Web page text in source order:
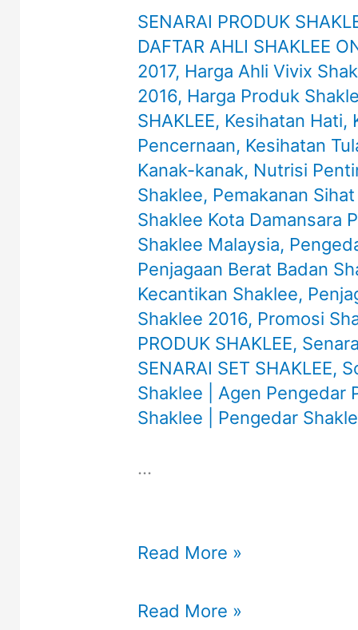
SENARAI PRODUK
DAFTAR AHLI SHAKLEE
2017, Harga Ahli Vivix
2016, Harga Produk
SHAKLEE, Kesihatan Hati,
Pencernaan, Kesihatan
Kanak-kanak, Nutrisi
Shaklee, Pemakanan
Shaklee Kota Damansara
Shaklee Malaysia,
Penjagaan Berat Badan
Kecantikan Shaklee,
Shaklee 2016, Promosi
PRODUK SHAKLEE,
SENARAI SET SHAKLEE,
Shaklee | Agen Pengedar
Shaklee | Pengedar
…
Bantuan/Pertanyaan?
Hubungi
Read More »
Bantuan/Pertanyaan?
Read More »